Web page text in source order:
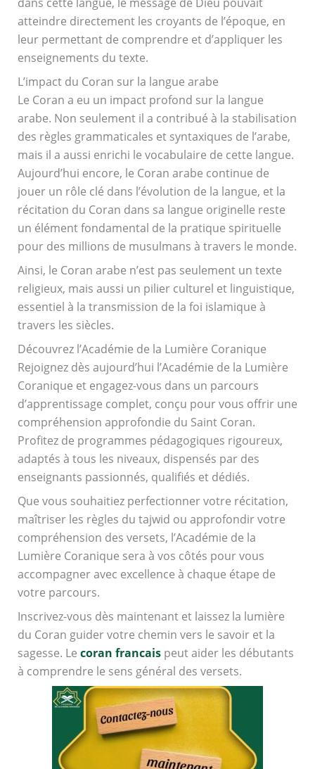
atteindre directement les croyants de l’époque, en
leur permettant de comprendre et d’appliquer les
enseignements du texte.
L’impact du Coran sur la langue arabe
Le Coran a eu un impact profond sur la langue
arabe. Non seulement il a contribué à la stabilisation
des règles grammaticales et syntaxiques de l’arabe,
mais il a aussi enrichi le vocabulaire de cette langue.
Aujourd’hui encore, le Coran arabe continue de
jouer un rôle clé dans l’évolution de la langue, et la
récitation du Coran dans sa langue originelle reste
un élément fondamental de la pratique spirituelle
pour des millions de musulmans à travers le monde.
Ainsi, le Coran arabe n’est pas seulement un texte
religieux, mais aussi un pilier culturel et linguistique,
essentiel à la transmission de la foi islamique à
travers les siècles.
Découvrez l’Académie de la Lumière Coranique
Rejoignez dès aujourd’hui l’Académie de la Lumière
Coranique et engagez-vous dans un parcours
d’apprentissage complet, conçu pour vous offrir une
compréhension approfondie du Saint Coran.
Profitez de programmes pédagogiques rigoureux,
adaptés à tous les niveaux, dispensés par des
enseignants passionnés, qualifiés et dédiés.
Que vous souhaitiez perfectionner votre récitation,
maîtriser les règles du tajwid ou approfondir votre
compréhension des versets, l’Académie de la
Lumière Coranique sera à vos côtés pour vous
accompagner avec excellence à chaque étape de
votre parcours.
Inscrivez-vous dès maintenant et laissez la lumière
du Coran guider votre chemin vers le savoir et la
sagesse. Le coran francaispeut aider les débutants
à comprendre le sens général des versets.